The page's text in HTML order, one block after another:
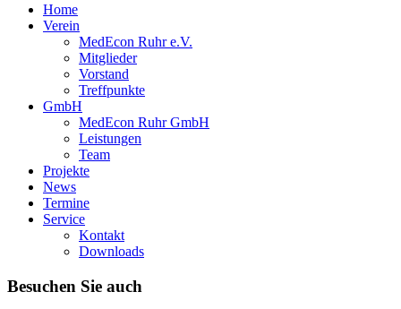
Home
Verein
MedEcon Ruhr e.V.
Mitglieder
Vorstand
Treffpunkte
GmbH
MedEcon Ruhr GmbH
Leistungen
Team
Projekte
News
Termine
Service
Kontakt
Downloads
Besuchen Sie auch